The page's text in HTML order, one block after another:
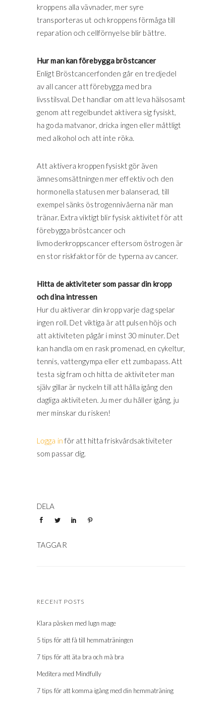
kroppens alla vävnader, mer syre
transporteras ut och kroppens förmåga till
reparation och cellförnyelse blir bättre.
Hur man kan förebygga bröstcancer
Enligt Bröstcancerfonden går en tredjedel
av all cancer att förebygga med bra
livsstilsval. Det handlar om att leva hälsosamt
genom att regelbundet aktivera sig fysiskt,
ha goda matvanor, dricka ingen eller måttligt
med alkohol och att inte röka.
Att aktivera kroppen fysiskt gör även
ämnesomsättningen mer effektiv och den
hormonella statusen mer balanserad, till
exempel sänks östrogennivåerna när man
tränar. Extra viktigt blir fysisk aktivitet för att
förebygga bröstcancer och
livmoderkroppscancer eftersom östrogen är
en stor riskfaktor för de typerna av cancer.
Hitta de aktiviteter som passar din kropp
och dina intressen
Hur du aktiverar din kropp varje dag spelar
ingen roll. Det viktiga är att pulsen höjs och
att aktiviteten pågår i minst 30 minuter. Det
kan handla om en rask promenad, en cykeltur,
tennis, vattengympa eller ett zumbapass. Att
testa sig fram och hitta de aktiviteter man
själv gillar är nyckeln till att hålla igång den
dagliga aktiviteten. Ju mer du håller igång, ju
mer minskar du risken!
Logga in för att hitta friskvårdsaktiviteter
som passar dig.
RECENT POSTS
Klara påsken med lugn mage
5 tips för att få till hemmaträningen
7 tips för att äta bra och må bra
Meditera med Mindfully
7 tips för att komma igång med din hemmaträning